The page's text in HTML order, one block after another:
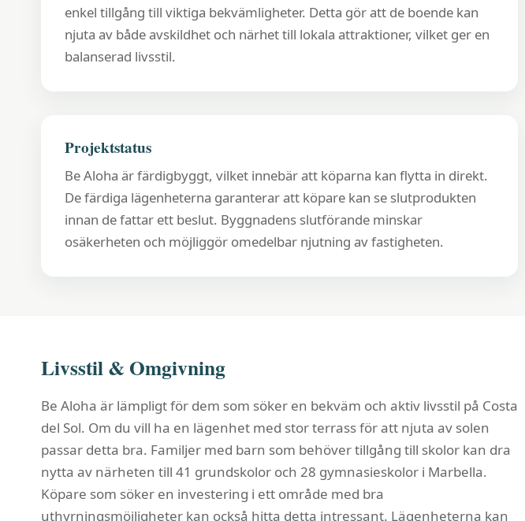
enkel tillgång till viktiga bekvämligheter. Detta gör att de boende kan
njuta av både avskildhet och närhet till lokala attraktioner, vilket ger en
balanserad livsstil.
Projektstatus
Be Aloha är färdigbyggt, vilket innebär att köparna kan flytta in direkt.
De färdiga lägenheterna garanterar att köpare kan se slutprodukten
innan de fattar ett beslut. Byggnadens slutförande minskar
osäkerheten och möjliggör omedelbar njutning av fastigheten.
Livsstil & Omgivning
Be Aloha är lämpligt för dem som söker en bekväm och aktiv livsstil på Costa
del Sol. Om du vill ha en lägenhet med stor terrass för att njuta av solen
passar detta bra. Familjer med barn som behöver tillgång till skolor kan dra
nytta av närheten till 41 grundskolor och 28 gymnasieskolor i Marbella.
Köpare som söker en investering i ett område med bra
uthyrningsmöjligheter kan också hitta detta intressant. Lägenheterna kan